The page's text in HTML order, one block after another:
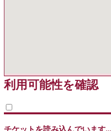
利用可能性を確認